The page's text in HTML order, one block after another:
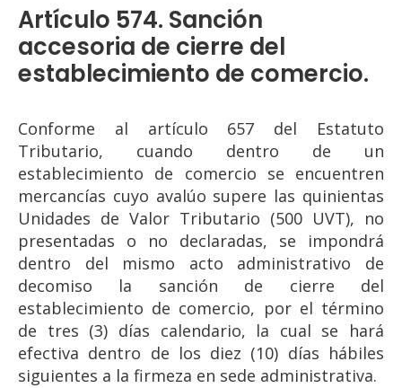
Artículo 574. Sanción
accesoria de cierre del
establecimiento de comercio.
Conforme al artículo 657 del Estatuto
Tributario, cuando dentro de un
establecimiento de comercio se encuentren
mercancías cuyo avalúo supere las quinientas
Unidades de Valor Tributario (500 UVT), no
presentadas o no declaradas, se impondrá
dentro del mismo acto administrativo de
decomiso la sanción de cierre del
establecimiento de comercio, por el término
de tres (3) días calendario, la cual se hará
efectiva dentro de los diez (10) días hábiles
siguientes a la firmeza en sede administrativa.